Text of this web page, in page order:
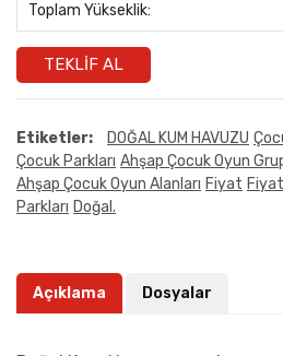
Toplam Yükseklik:
TEKLIF AL
Etiketler: DOĞAL KUM HAVUZU
Çocuk Parkları Ahşap Çocuk Oyun
Ahşap Çocuk Oyun Alanları Fiyat
Parkları Doğal.
Açıklama Dosyalar